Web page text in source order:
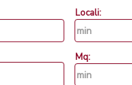
Locali:
Mq: